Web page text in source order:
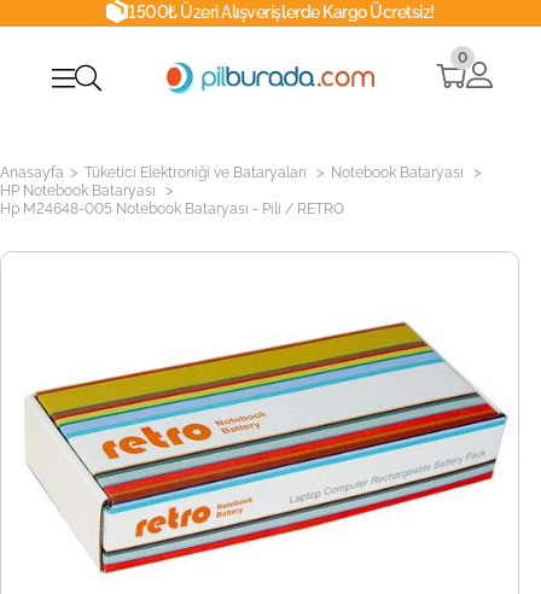
1500₺ Üzeri Alışverişlerde Kargo Ücretsiz!
0
Anasayfa > Tüketici Elektroniği ve Bataryaları > Notebook Bataryası >
HP Notebook Bataryası >
Hp M24648-005 Notebook Bataryası - Pili / RETRO